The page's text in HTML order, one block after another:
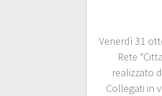
Venerdì 31
Rete
realizzato
Collegati in